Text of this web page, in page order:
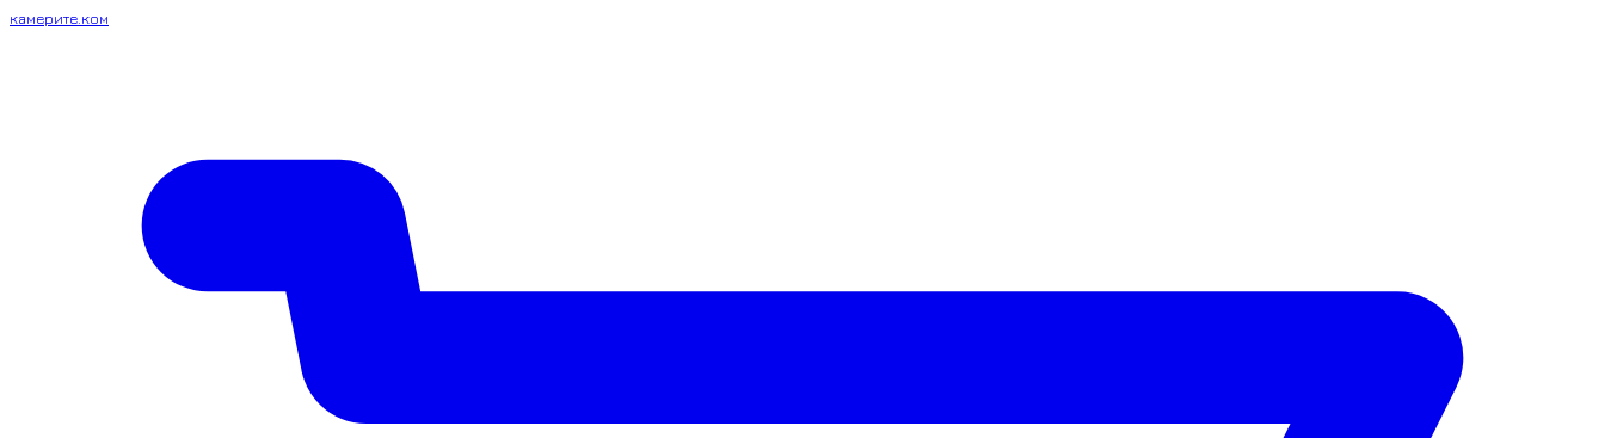
камерите.ком